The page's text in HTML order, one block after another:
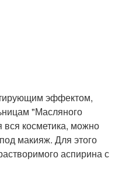
эффектом,
"Масляного
вся косметика, можно
макияж. Для этого
аспирина с